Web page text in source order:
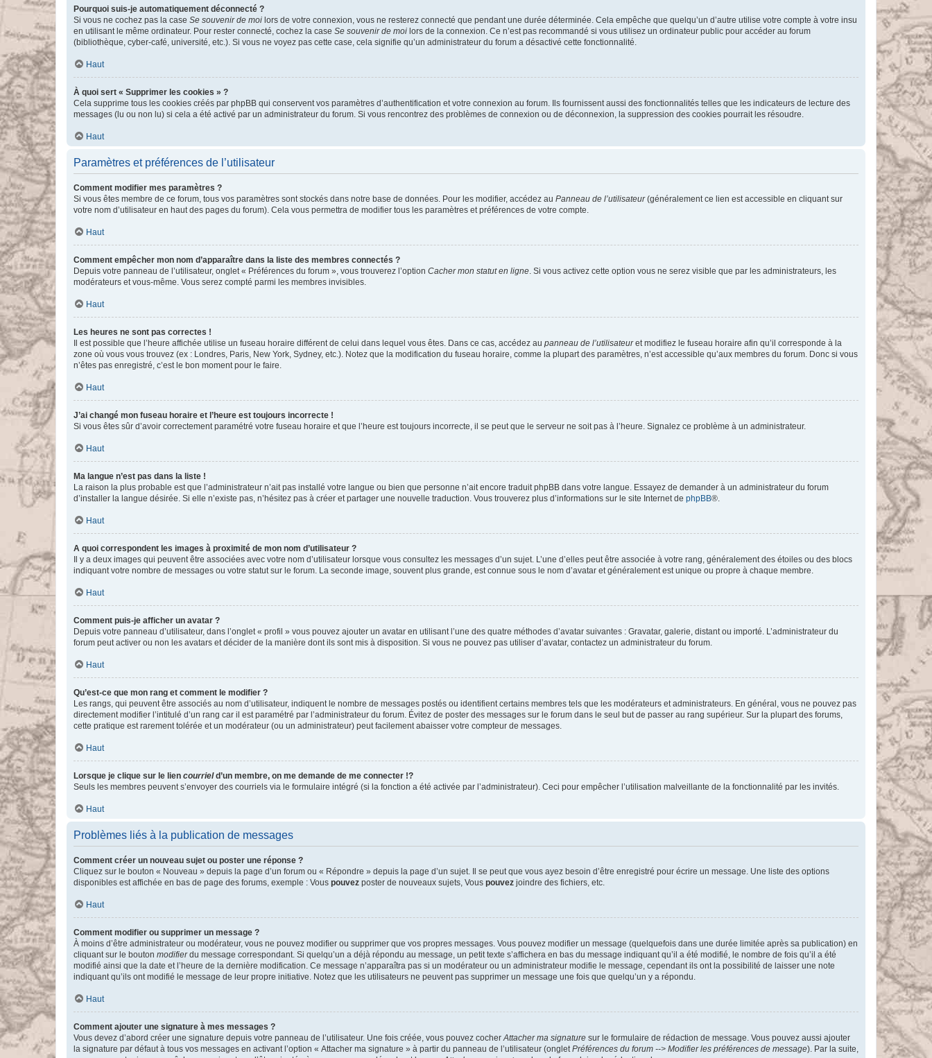
Pourquoi suis-je automatiquement déconnecté ?
Si vous ne cochez pas la case Se souvenir de moi lors de votre connexion, vous ne resterez connecté que pendant une durée déterminée. Cela empêche que quelqu’un d’autre utilise votre compte à votre insu
en utilisant le même ordinateur. Pour rester connecté, cochez la case Se souvenir de moi lors de la connexion. Ce n’est pas recommandé si vous utilisez un ordinateur public pour accéder au forum
(bibliothèque, cyber-café, université, etc.). Si vous ne voyez pas cette case, cela signifie qu’un administrateur du forum a désactivé cette fonctionnalité.
Haut
À quoi sert « Supprimer les cookies » ?
Cela supprime tous les cookies créés par phpBB qui conservent vos paramètres d’authentification et votre connexion au forum. Ils fournissent aussi des fonctionnalités telles que les indicateurs de lecture des
messages (lu ou non lu) si cela a été activé par un administrateur du forum. Si vous rencontrez des problèmes de connexion ou de déconnexion, la suppression des cookies pourrait les résoudre.
Haut
Paramètres et préférences de l’utilisateur
Comment modifier mes paramètres ?
Si vous êtes membre de ce forum, tous vos paramètres sont stockés dans notre base de données. Pour les modifier, accédez au Panneau de l’utilisateur(généralement ce lien est accessible en cliquant sur
votre nom d’utilisateur en haut des pages du forum). Cela vous permettra de modifier tous les paramètres et préférences de votre compte.
Haut
Comment empêcher mon nom d’apparaître dans la liste des membres connectés ?
Depuis votre panneau de l’utilisateur, onglet « Préférences du forum », vous trouverez l’option Cacher mon statut en ligne. Si vous activez cette option vous ne serez visible que par les administrateurs, les
modérateurs et vous-même. Vous serez compté parmi les membres invisibles.
Haut
Les heures ne sont pas correctes !
Il est possible que l’heure affichée utilise un fuseau horaire différent de celui dans lequel vous êtes. Dans ce cas, accédez au panneau de l’utilisateuret modifiez le fuseau horaire afin qu’il corresponde à la
zone où vous vous trouvez (ex : Londres, Paris, New York, Sydney, etc.). Notez que la modification du fuseau horaire, comme la plupart des paramètres, n’est accessible qu’aux membres du forum. Donc si vous
n’êtes pas enregistré, c’est le bon moment pour le faire.
Haut
J’ai changé mon fuseau horaire et l’heure est toujours incorrecte !
Si vous êtes sûr d’avoir correctement paramétré votre fuseau horaire et que l’heure est toujours incorrecte, il se peut que le serveur ne soit pas à l’heure. Signalez ce problème à un administrateur.
Haut
Ma langue n’est pas dans la liste !
La raison la plus probable est que l’administrateur n’ait pas installé votre langue ou bien que personne n’ait encore traduit phpBB dans votre langue. Essayez de demander à un administrateur du forum
d’installer la langue désirée. Si elle n’existe pas, n’hésitez pas à créer et partager une nouvelle traduction. Vous trouverez plus d’informations sur le site Internet de phpBB®.
Haut
A quoi correspondent les images à proximité de mon nom d’utilisateur ?
Il y a deux images qui peuvent être associées avec votre nom d’utilisateur lorsque vous consultez les messages d’un sujet. L’une d’elles peut être associée à votre rang, généralement des étoiles ou des blocs
indiquant votre nombre de messages ou votre statut sur le forum. La seconde image, souvent plus grande, est connue sous le nom d’avatar et généralement est unique ou propre à chaque membre.
Haut
Comment puis-je afficher un avatar ?
Depuis votre panneau d’utilisateur, dans l’onglet « profil » vous pouvez ajouter un avatar en utilisant l’une des quatre méthodes d’avatar suivantes : Gravatar, galerie, distant ou importé. L’administrateur du
forum peut activer ou non les avatars et décider de la manière dont ils sont mis à disposition. Si vous ne pouvez pas utiliser d’avatar, contactez un administrateur du forum.
Haut
Qu’est-ce que mon rang et comment le modifier ?
Les rangs, qui peuvent être associés au nom d’utilisateur, indiquent le nombre de messages postés ou identifient certains membres tels que les modérateurs et administrateurs. En général, vous ne pouvez pas
directement modifier l’intitulé d’un rang car il est paramétré par l’administrateur du forum. Évitez de poster des messages sur le forum dans le seul but de passer au rang supérieur. Sur la plupart des forums,
cette pratique est rarement tolérée et un modérateur (ou un administrateur) peut facilement abaisser votre compteur de messages.
Haut
Lorsque je clique sur le lien courrield’un membre, on me demande de me connecter !?
Seuls les membres peuvent s’envoyer des courriels via le formulaire intégré (si la fonction a été activée par l’administrateur). Ceci pour empêcher l’utilisation malveillante de la fonctionnalité par les invités.
Haut
Problèmes liés à la publication de messages
Comment créer un nouveau sujet ou poster une réponse ?
Cliquez sur le bouton « Nouveau » depuis la page d’un forum ou « Répondre » depuis la page d’un sujet. Il se peut que vous ayez besoin d’être enregistré pour écrire un message. Une liste des options
disponibles est affichée en bas de page des forums, exemple : Vous pouvez poster de nouveaux sujets, Vous pouvez joindre des fichiers, etc.
Haut
Comment modifier ou supprimer un message ?
À moins d’être administrateur ou modérateur, vous ne pouvez modifier ou supprimer que vos propres messages. Vous pouvez modifier un message (quelquefois dans une durée limitée après sa publication) en
cliquant sur le bouton modifierdu message correspondant. Si quelqu’un a déjà répondu au message, un petit texte s’affichera en bas du message indiquant qu’il a été modifié, le nombre de fois qu’il a été
modifié ainsi que la date et l’heure de la dernière modification. Ce message n’apparaîtra pas si un modérateur ou un administrateur modifie le message, cependant ils ont la possibilité de laisser une note
indiquant qu’ils ont modifié le message de leur propre initiative. Notez que les utilisateurs ne peuvent pas supprimer un message une fois que quelqu’un y a répondu.
Haut
Comment ajouter une signature à mes messages ?
Vous devez d’abord créer une signature depuis votre panneau de l’utilisateur. Une fois créée, vous pouvez cocherAttacher ma signature sur le formulaire de rédaction de message. Vous pouvez aussi ajouter
la signature par défaut à tous vos messages en activant l’option « Attacher ma signature » à partir du panneau de l’utilisateur (ongletPréférences du forum --> Modifier les préférences de message). Par la suite,